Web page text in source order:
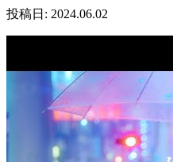
投稿日: 2024.06.02